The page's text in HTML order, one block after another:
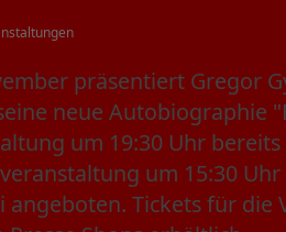
präsentiert Gregor
neue Autobiographie
um 19:30 Uhr
um 15:30
angeboten. Tickets für